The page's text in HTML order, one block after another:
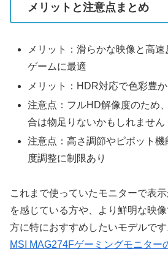
メリットと注意点まとめ
メリット：滑らかな映像と高
ゲームに最適
メリット：HDR対応で色彩豊
注意点：フルHD解像度のため
合は物足りないかもしれません
注意点：高さ調節やピボット機
度調整に制限あり
これまで使っていたモニターで表
を感じている方や、より鮮明な映
方に特におすすめしたいモデルです
MSI MAG274Fゲーミングモニター